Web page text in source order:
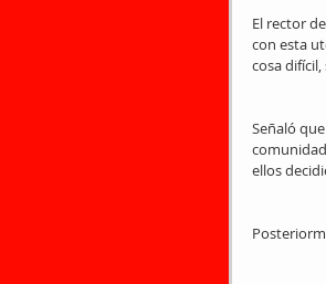
El rector
con esta
cosa
Señaló
ellos